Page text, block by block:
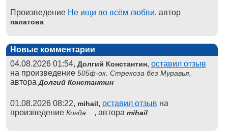
Произведение Не ищи во всём любви, автор
палатова
Новые комментарии
04.08.2026 01:54, Долгий Константин, оставил отзыв
на произведение 505ф-ок. Стрекоза без Муравья,
автораДолгий Константин
01.08.2026 08:22, mihail, оставил отзыв на
произведение Когда ... , автора mihail